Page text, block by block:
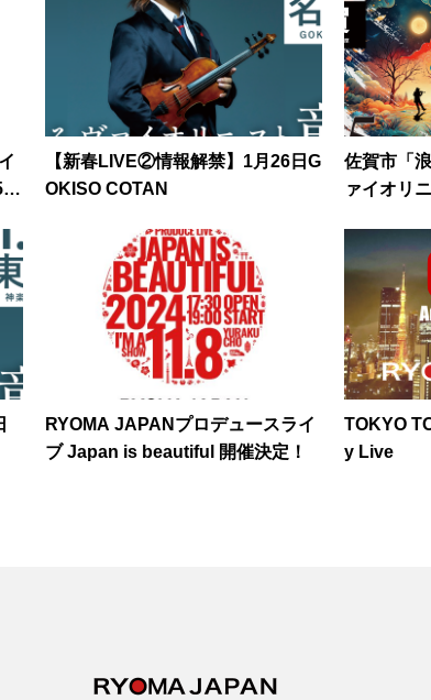
【新春LIVE②情報解禁】1月26日G
OKISO COTAN
佐賀市「
ァイオリ
RYOMA JAPANプロデュースライ
ブ Japan is beautiful 開催決定！
TOKYO
y Live